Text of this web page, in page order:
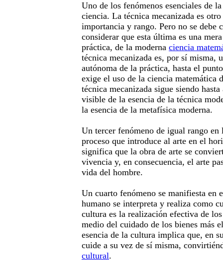
Uno de los fenómenos esenciales de
ciencia. La técnica mecanizada es
importancia y rango. Pero no se debe
considerar que esta última es una
práctica, de la moderna ciencia
técnica mecanizada es, por sí misma,
autónoma de la práctica, hasta el
exige el uso de la ciencia matemática
técnica mecanizada sigue siendo
visible de la esencia de la técnica
la esencia de la metafísica moderna.
Un tercer fenómeno de igual rango en
proceso que introduce al arte en el
significa que la obra de arte se
vivencia y, en consecuencia, el arte
vida del hombre.
Un cuarto fenómeno se manifiesta en
humano se interpreta y realiza como
cultura es la realización efectiva de
medio del cuidado de los bienes más
esencia de la cultura implica que, en
cuide a su vez de sí misma,
cultural.